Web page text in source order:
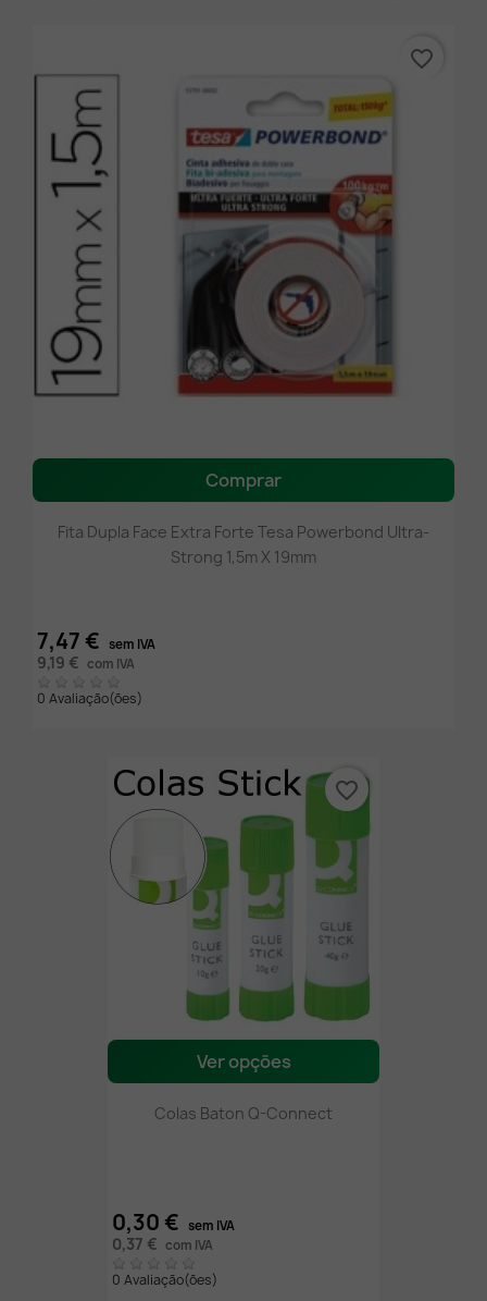
Comprar
Fita Dupla Face Extra Forte Tesa Powerbond Ultra-
Strong 1,5m X 19mm
7,47 € sem IVA
9,19 € com IVA
0 Avaliação(ões)
favorite_border
Ver opções
Colas Baton Q-Connect
0,30 € sem IVA
0,37 € com IVA
0 Avaliação(ões)
favorite_border